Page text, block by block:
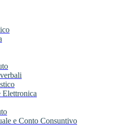
Elettronica
e Conto Consuntivo